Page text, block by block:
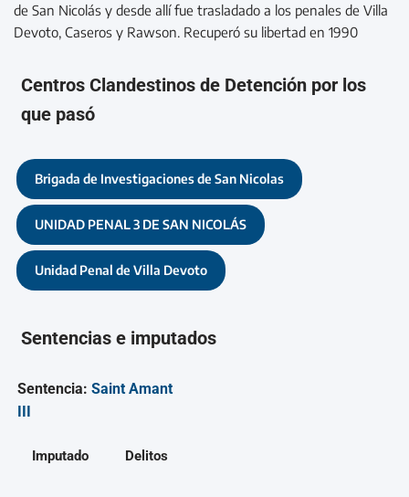
de San Nicolás y desde allí fue trasladado a los penales de Villa
Devoto, Caseros y Rawson. Recuperó su libertad en 1990
Centros Clandestinos de Detención por los
que pasó
Brigada de Investigaciones de San Nicolas
UNIDAD PENAL 3 DE SAN NICOLÁS
Unidad Penal de Villa Devoto
Sentencias e imputados
Sentencia: Saint Amant
Imputado Delitos